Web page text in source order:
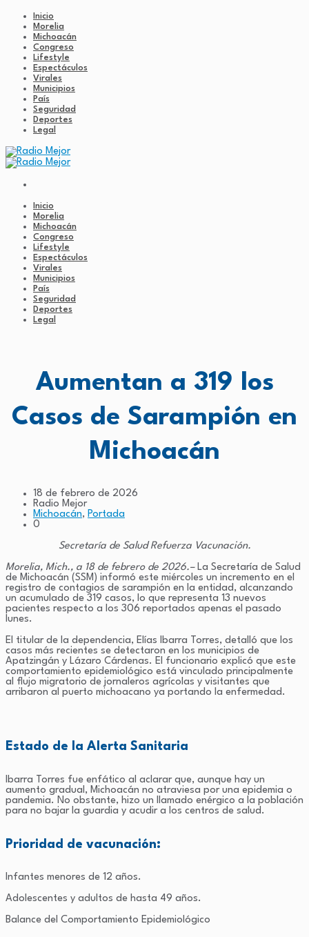
Inicio
Morelia
Michoacán
Congreso
Lifestyle
Espectáculos
Virales
Municipios
País
Seguridad
Deportes
Legal
Inicio
Morelia
Michoacán
Congreso
Lifestyle
Espectáculos
Virales
Municipios
País
Seguridad
Deportes
Legal
Aumentan a 319 los
Casos de Sarampión en
Michoacán
18 de febrero de 2026
Radio Mejor
Michoacán, Portada
0
Secretaría de Salud Refuerza Vacunación.
Morelia, Mich., a 18 de febrero de 2026.–La Secretaría de Salud
de Michoacán (SSM) informó este miércoles un incremento en el
registro de contagios de sarampión en la entidad, alcanzando
un acumulado de 319 casos, lo que representa 13 nuevos
pacientes respecto a los 306 reportados apenas el pasado
lunes.
El titular de la dependencia, Elías Ibarra Torres, detalló que los
casos más recientes se detectaron en los municipios de
Apatzingán y Lázaro Cárdenas. El funcionario explicó que este
comportamiento epidemiológico está vinculado principalmente
al flujo migratorio de jornaleros agrícolas y visitantes que
arribaron al puerto michoacano ya portando la enfermedad.
Estado de la Alerta Sanitaria
Ibarra Torres fue enfático al aclarar que, aunque hay un
aumento gradual, Michoacán no atraviesa por una epidemia o
pandemia. No obstante, hizo un llamado enérgico a la población
para no bajar la guardia y acudir a los centros de salud.
Prioridad de vacunación:
Infantes menores de 12 años.
Adolescentes y adultos de hasta 49 años.
Balance del Comportamiento Epidemiológico